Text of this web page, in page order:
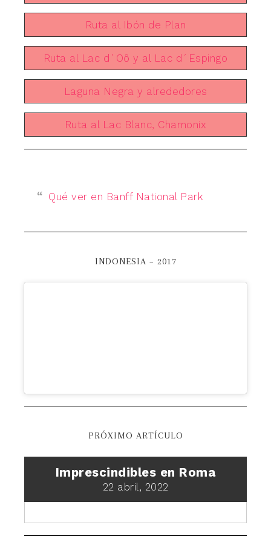
Ruta al Ibón de Plan
Ruta al Lac d´Oô y al Lac d´Espingo
Laguna Negra y alrededores
Ruta al Lac Blanc, Chamonix
Qué ver en Banff National Park
INDONESIA – 2017
PRÓXIMO ARTÍCULO
Imprescindibles en Roma
22 abril, 2022